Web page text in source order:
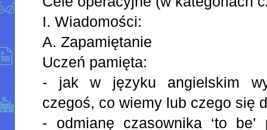
I. Wiadomości:
A. Zapamiętanie
Uczeń pamięta:
- jak w języku angielskim
czegoś, co wiemy lub czego się
- odmianę czasownika ‘to